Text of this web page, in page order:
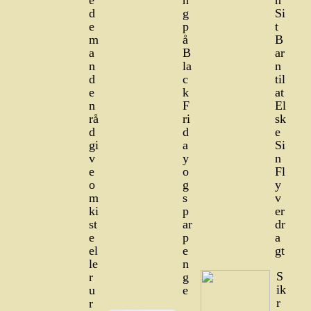
d
e
m
a
n
d
e
n
rå
d
gi
v
e
o
m
ki
st
e
el
le
r
u
r
g
p
å
B
la
c
k
F
ri
d
a
y
o
g
s
p
ar
p
e
n
g
e
Si
t
B
ar
n
til
at
El
sk
e
Si
n
Fl
y
v
er
dr
a
gt
S
ik
r